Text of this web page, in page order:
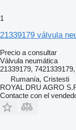
1
21339179 válvula
Precio a consultar
Válvula neumática
21339179,
Rumanía, Cristesti
ROYAL DRU AGRO
Contacte con el